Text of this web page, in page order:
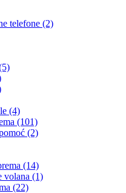
telefone (2)
(4)
(101)
(2)
(14)
volana (1)
(22)